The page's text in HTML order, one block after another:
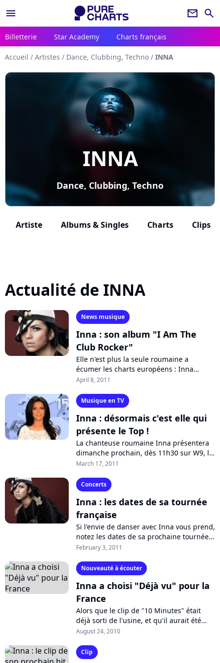
menu newsletter search
Billetterie Star Academy Charts français
Accueil / Artistes / Dance, Clubbing, Techno / INNA
INNA
Dance, Clubbing, Techno
Artiste Albums & Singles Charts Clips
Actualité de INNA
News musique
Inna : son album "I Am The
Club Rocker"
Elle n'est plus la seule roumaine a
écumer les charts européens : Inna
partait à la conquête du continent l'année
April 8, 2011
Musique en TV
Inna : désormais c'est elle qui
présente le Top !
La chanteuse roumaine Inna présentera
dimanche prochain, dès 11h30 sur W9, le
"E-classement", d'habitude défendue par
annonce...
March 17, 2011
Concerts
Inna : les dates de sa tournée
française
Si l'envie de danser avec Inna vous prend,
notez les dates de sa prochaine tournée
des clubs. Elle sera en France tout au
February 3, 2011
Nouveauté à écouter
Inna a choisi "Déjà vu" pour la
France
Alors que le clip de "10 Minutes" était
déjà sorti de l'usine, et qu'il aurait été
simple d'en faire le troisième extrait, en
August 24, 2010
Clip